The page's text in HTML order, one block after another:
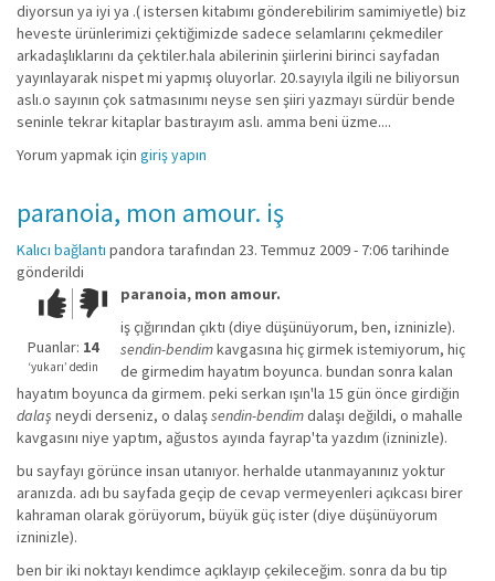
diyorsun ya iyi ya .( istersen kitabımı gönderebilirim samimiyetle) biz
heveste ürünlerimizi çektiğimizde sadece selamlarını çekmediler
arkadaşlıklarını da çektiler.hala abilerinin şiirlerini birinci sayfadan
yayınlayarak nispet mi yapmış oluyorlar. 20.sayıyla ilgili ne biliyorsun
aslı.o sayının çok satmasınımı neyse sen şiiri yazmayı sürdür bende
seninle tekrar kitaplar bastırayım aslı. amma beni üzme....
Yorum yapmak için giriş yapın
paranoia, mon amour. iş
Kalıcı bağlantı pandora tarafından 23. Temmuz 2009 - 7:06 tarihinde
gönderildi
Çok iyi!O
kadar
iyi
değil!
Puanlar: 14
‘yukarı’ dedin
paranoia, mon amour.
iş çığırından çıktı (diye düşünüyorum, ben, izninizle).
sendin-bendimkavgasına hiç girmek istemiyorum, hiç
de girmedim hayatım boyunca. bundan sonra kalan
hayatım boyunca da girmem. peki serkan ışın'la 15 gün önce girdiğin
dalaş neydi derseniz, o dalaşsendin-bendimdalaşı değildi, o mahalle
kavgasını niye yaptım, ağustos ayında fayrap'ta yazdım (izninizle).
bu sayfayı görünce insan utanıyor. herhalde utanmayanınız yoktur
aranızda. adı bu sayfada geçip de cevap vermeyenleri açıkcası birer
kahraman olarak görüyorum, büyük güç ister (diye düşünüyorum
izninizle).
ben bir iki noktayı kendimce açıklayıp çekileceğim. sonra da bu tip